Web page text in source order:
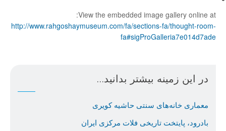
View the embedded image gallery online at:
http://www.rahgoshaymuseum.com/fa/sections-fa/thought-room-
fa#sigProGalleria7e014d7ade
در این زمینه بیشتر بدانید...
معماری خانه‌های سنتی حاشیه كویری
بادرود، پایتخت تاریخی فلات مرکزی ایران